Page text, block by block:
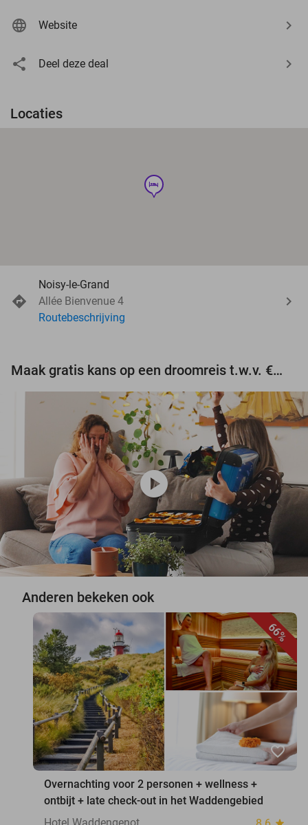
Website
Deel deze deal
Locaties
hotel
Noisy-le-Grand
Allée Bienvenue 4
Routebeschrijving
Maak gratis kans op een droomreis t.w.v. €3.000!
play_circle
Anderen bekeken ook
66%
favorite_border
Overnachting voor 2 personen + wellness +
ontbijt + late check-out in het Waddengebied